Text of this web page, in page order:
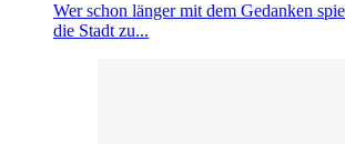
Wer schon länger mit dem Gedanken
die Stadt zu...